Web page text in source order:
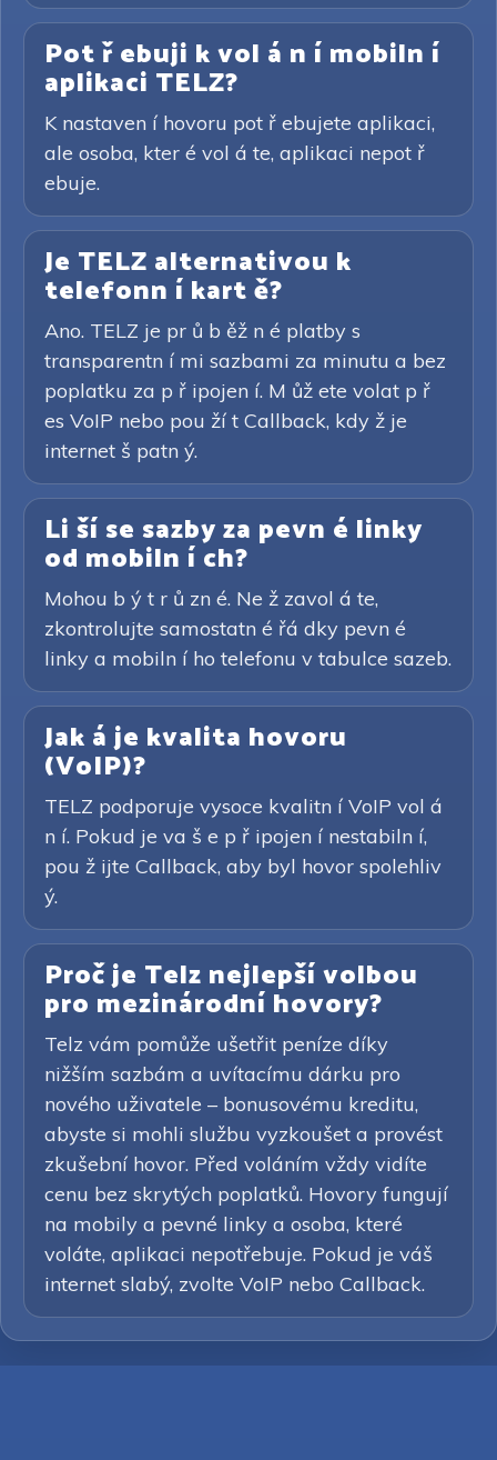
Pot ř ebuji k vol á n í mobiln í
aplikaci TELZ?
K nastaven í hovoru pot ř ebujete aplikaci,
ale osoba, kter é vol á te, aplikaci nepot ř
ebuje.
Je TELZ alternativou k
telefonn í kart ě?
Ano. TELZ je pr ů b ěž n é platby s
transparentn í mi sazbami za minutu a bez
poplatku za p ř ipojen í. M ůž ete volat p ř
es VoIP nebo pou ží t Callback, kdy ž je
internet š patn ý.
Li ší se sazby za pevn é linky
od mobiln í ch?
Mohou b ý t r ů zn é. Ne ž zavol á te,
zkontrolujte samostatn é řá dky pevn é
linky a mobiln í ho telefonu v tabulce sazeb.
Jak á je kvalita hovoru
(VoIP)?
TELZ podporuje vysoce kvalitn í VoIP vol á
n í. Pokud je va š e p ř ipojen í nestabiln í,
pou ž ijte Callback, aby byl hovor spolehliv
ý.
Proč je Telz nejlepší volbou
pro mezinárodní hovory?
Telz vám pomůže ušetřit peníze díky
nižším sazbám a uvítacímu dárku pro
nového uživatele – bonusovému kreditu,
abyste si mohli službu vyzkoušet a provést
zkušební hovor. Před voláním vždy vidíte
cenu bez skrytých poplatků. Hovory fungují
na mobily a pevné linky a osoba, které
voláte, aplikaci nepotřebuje. Pokud je váš
internet slabý, zvolte VoIP nebo Callback.